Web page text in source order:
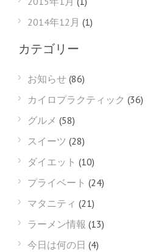
2014年12月 (1)
カテゴリー
お知らせ (86)
カイロプラクティック (36)
グルメ (58)
スイーツ (28)
ダイエット (10)
プライベート (24)
マタニティ (21)
ラーメン情報 (13)
今日は何の日 (4)